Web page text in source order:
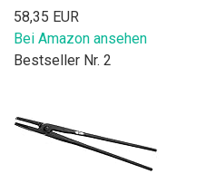
58,35 EUR
Bei Amazon ansehen
Bestseller Nr. 2